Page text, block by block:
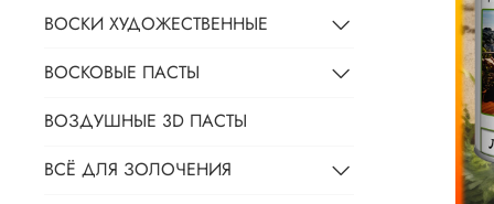
ВОСКИ ХУДОЖЕСТВЕННЫЕ
ВОСКОВЫЕ ПАСТЫ
ВОЗДУШНЫЕ 3D ПАСТЫ
ВСЁ ДЛЯ ЗОЛОЧЕНИЯ